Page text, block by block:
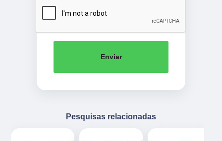
Enviar
Pesquisas relacionadas